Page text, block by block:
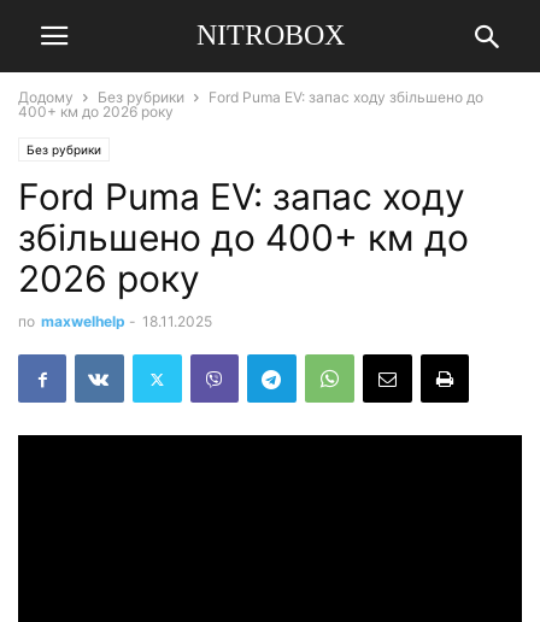
NITROBOX
Додому Без рубрики
Ford Puma EV: запас ходу збільшено до
400+ км до 2026 року
Без рубрики
Ford Puma EV: запас ходу
збільшено до 400+ км до
2026 року
по maxwelhelp - 18.11.2025